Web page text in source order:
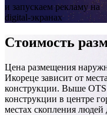
и запускаем рекламу на
digital-экранах
Стоимость
Цена размещения
Икореце зависит от
конструкции. Выше
конструкции в центре
местах скопления людей